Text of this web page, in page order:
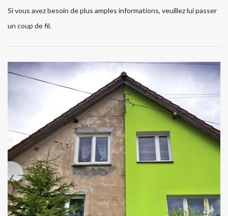
Si vous avez besoin de plus amples informations, veuillez lui passer
un coup de fil.